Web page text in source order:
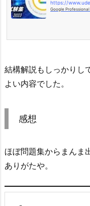
Google Professional
結構解説もしっかりし
よい内容でした。
感想
ほぼ問題集からまんま
ありがたや。